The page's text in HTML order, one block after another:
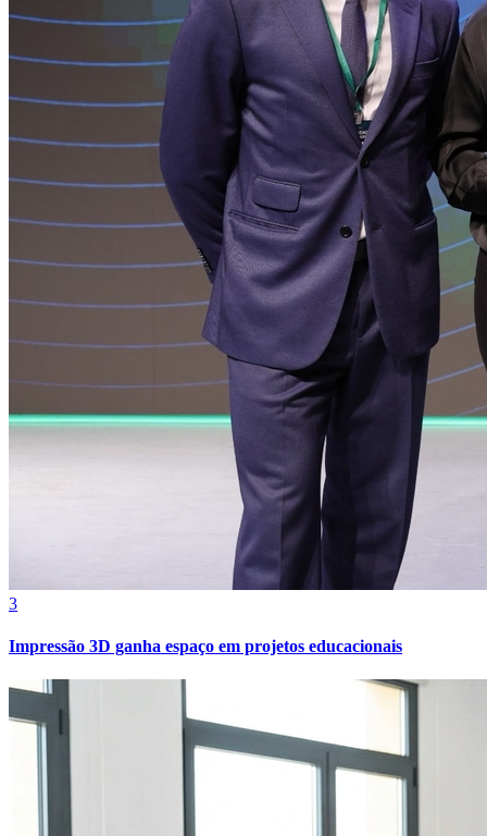
Internacional
3
Impressão 3D ganha espaço em projetos educacionais